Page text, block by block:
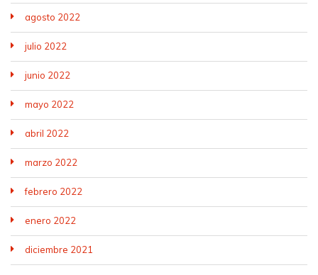
agosto 2022
julio 2022
junio 2022
mayo 2022
abril 2022
marzo 2022
febrero 2022
enero 2022
diciembre 2021